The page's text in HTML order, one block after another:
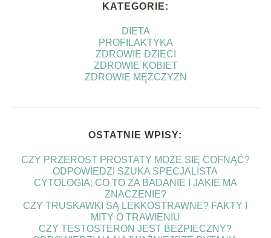
KATEGORIE:
DIETA
PROFILAKTYKA
ZDROWIE DZIECI
ZDROWIE KOBIET
ZDROWIE MĘŻCZYZN
OSTATNIE WPISY:
CZY PRZEROST PROSTATY MOŻE SIĘ COFNĄĆ?
ODPOWIEDZI SZUKA SPECJALISTA
CYTOLOGIA: CO TO ZA BADANIE I JAKIE MA
ZNACZENIE?
CZY TRUSKAWKI SĄ LEKKOSTRAWNE? FAKTY I
MITY O TRAWIENIU
CZY TESTOSTERON JEST BEZPIECZNY?